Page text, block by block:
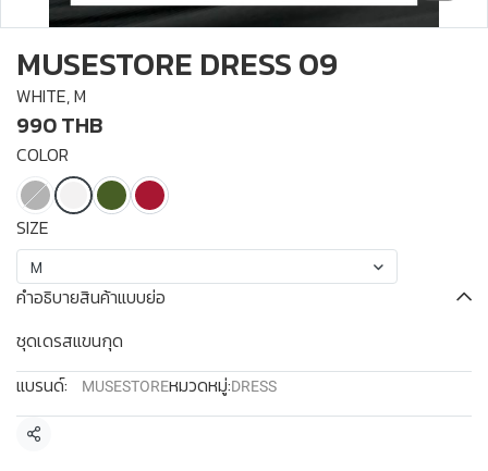
MUSESTORE DRESS 09
WHITE, M
990 THB
COLOR
SIZE
M
คำอธิบายสินค้าแบบย่อ
ชุดเดรสแขนกุด
แบรนด์:
MUSESTOREหมวดหมู่:DRESS
แชร์